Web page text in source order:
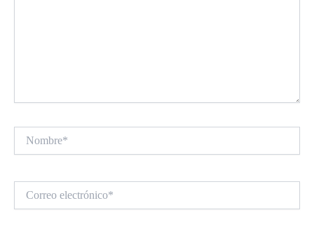
electrónico*